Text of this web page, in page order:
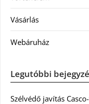
Vásárlás
Webáruház
Legutóbbi
Szélvédő javítás